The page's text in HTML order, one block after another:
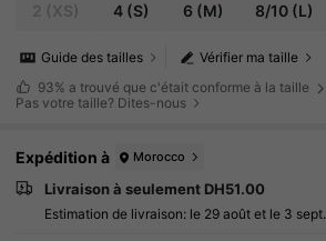
4(S) 6 (M) 8/10 (L)
Vérifier ma taille
Guide des tailles
93% a trouvé que c'était conforme à la taille
Pas votre taille? Dites-nous
Expédition à Morocco
Livraison à seulement DH51.00
Estimation de livraison: le 29 août et le 3 sept.